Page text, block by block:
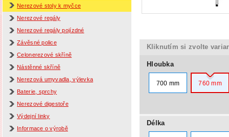
Nerezové stoly k myčce
Nerezové regály
Nerezové regály pojízdné
Závěsné police
Celonerezové skříně
Nástěnné skříně
Nerezová umyvadla, výlevka
Baterie, sprchy
Nerezové digestoře
Výdejní linky
Informace o výrobě
Kliknutím si zvolte
Hloubka
700 mm 760 mm
Délka